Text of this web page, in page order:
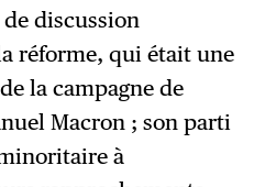
discussion
réforme, qui était une
la campagne de
Macron ; son parti
à